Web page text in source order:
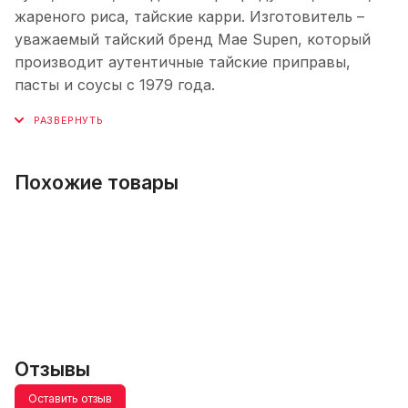
жареного риса, тайские карри. Изготовитель –
уважаемый тайский бренд Mae Supen, который
производит аутентичные тайские приправы,
пасты и соусы с 1979 года.
Похожие товары
Отзывы
Оставить отзыв